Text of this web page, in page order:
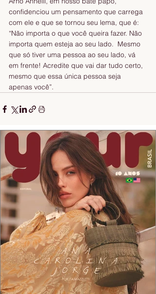
confidenciou um pensamento que carrega
com ele e que se tornou seu lema, que é:
“Não importa o que você queira fazer. Não
importa quem esteja ao seu lado.  Mesmo
que só tiver uma pessoa ao seu lado, vá
em frente! Acredite que vai dar tudo certo,
mesmo que essa única pessoa seja
apenas você”.